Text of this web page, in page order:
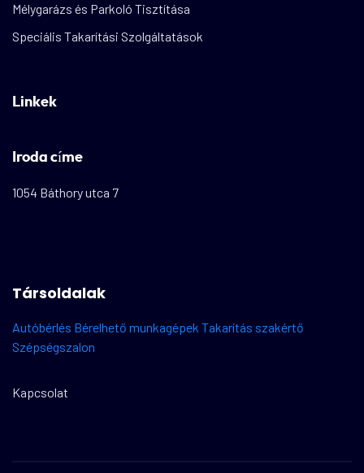
Mélygarázs és Parkoló Tisztítása
Speciális Takarítási Szolgáltatások
Linkek
Iroda címe
1054 Báthory utca 7
Társoldalak
Autóbérlés Bérelhető munkagépek Takarítás szakértő
Szépségszalon
Kapcsolat